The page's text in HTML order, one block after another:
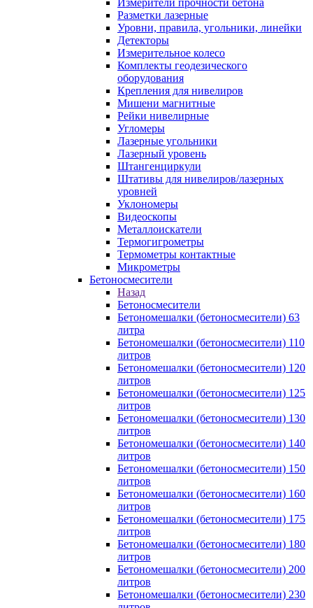
Измерители прочности бетона
Разметки лазерные
Уровни, правила, угольники, линейки
Детекторы
Измерительное колесо
Комплекты геодезического
оборудования
Крепления для нивелиров
Мишени магнитные
Рейки нивелирные
Угломеры
Лазерные угольники
Лазерный уровень
Штангенциркули
Штативы для нивелиров/лазерных
уровней
Уклономеры
Видеоскопы
Металлоискатели
Термогигрометры
Термометры контактные
Микрометры
Бетоносмесители
Назад
Бетоносмесители
Бетономешалки (бетоносмесители) 63
литра
Бетономешалки (бетоносмесители) 110
литров
Бетономешалки (бетоносмесители) 120
литров
Бетономешалки (бетоносмесители) 125
литров
Бетономешалки (бетоносмесители) 130
литров
Бетономешалки (бетоносмесители) 140
литров
Бетономешалки (бетоносмесители) 150
литров
Бетономешалки (бетоносмесители) 160
литров
Бетономешалки (бетоносмесители) 175
литров
Бетономешалки (бетоносмесители) 180
литров
Бетономешалки (бетоносмесители) 200
литров
Бетономешалки (бетоносмесители) 230